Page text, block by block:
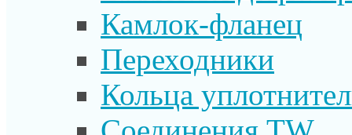
Камлок-фланец
Переходники
Кольца